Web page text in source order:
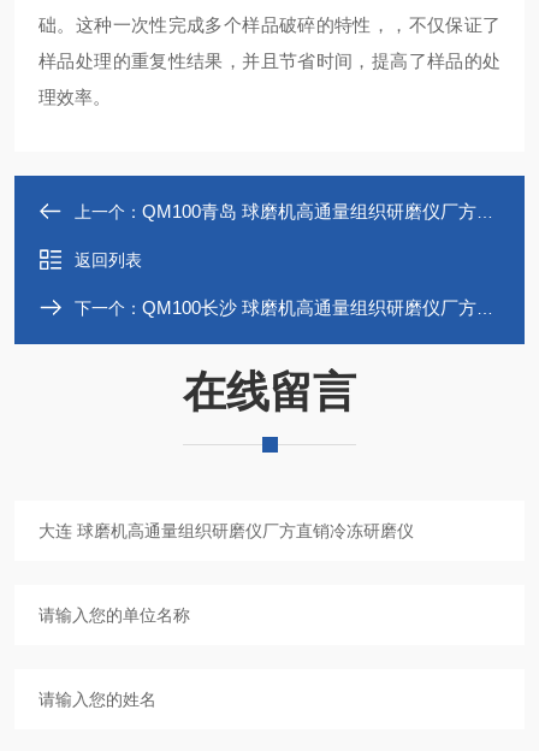
础。这种一次性完成多个样品破碎的特性，，不仅保证了
样品处理的重复性结果，并且节省时间，提高了样品的处
理效率。
上一个： QM100青岛 球磨机高通量组织研磨仪厂方直销冷冻研磨仪
返回列表
下一个： QM100长沙 球磨机高通量组织研磨仪厂方直销冷冻研磨仪
在线留言